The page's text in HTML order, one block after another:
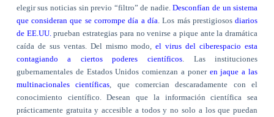
elegir sus noticias sin previo “filtro” de nadie.Desconfían de un sistema
que consideran que se corrompe día a día . Los más prestigiososdiarios
de EE.UU. prueban estrategias para no venirse a pique ante la dramática
caída de sus ventas. Del mismo modo,el virus del ciberespacio esta
contagiando a ciertos poderes científicos . Las instituciones
gubernamentales de Estados Unidos comienzan a poneren jaque a las
multinacionales científicas , que comercian descaradamente con el
conocimiento científico. Desean que la información científica sea
prácticamente gratuita y accesible a todos y no solo a los que puedan